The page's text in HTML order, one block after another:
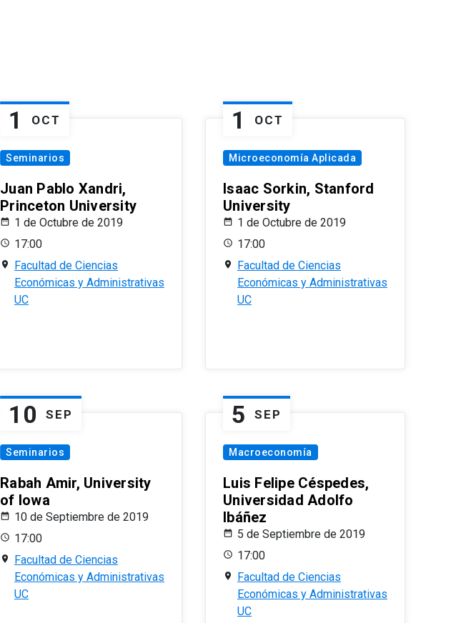
1 OCT
Seminarios
Juan Pablo Xandri,
Princeton University
1 de Octubre de 2019
17:00
Facultad de Ciencias
Económicas y Administrativas
UC
1 OCT
Microeconomía Aplicada
Isaac Sorkin, Stanford
University
1 de Octubre de 2019
17:00
Facultad de Ciencias
Económicas y Administrativas
UC
10 SEP
Seminarios
Rabah Amir, University
of Iowa
10 de Septiembre de 2019
17:00
Facultad de Ciencias
Económicas y Administrativas
UC
5 SEP
Macroeconomía
Luis Felipe Céspedes,
Universidad Adolfo
Ibáñez
5 de Septiembre de 2019
17:00
Facultad de Ciencias
Económicas y Administrativas
UC